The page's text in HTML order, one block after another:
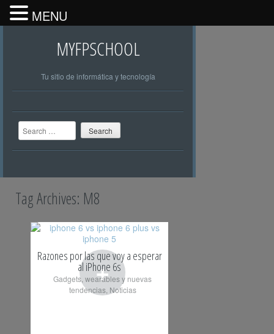
MYFPSCHOOL
Tu sitio de informática y tecnología
Search
Tag Archives: M8
+
Razones por las que voy a esperar
al iPhone 6s
Gadgets, wearables y nuevas
tendencias, Noticias
MENU